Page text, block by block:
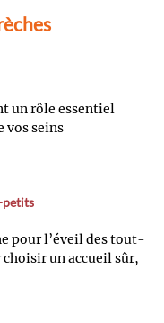
un rôle essentiel
vos seins
petits
pour l’éveil des tout-
un accueil sûr,